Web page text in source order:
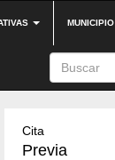
MUNICIPIO
Cita
Previa